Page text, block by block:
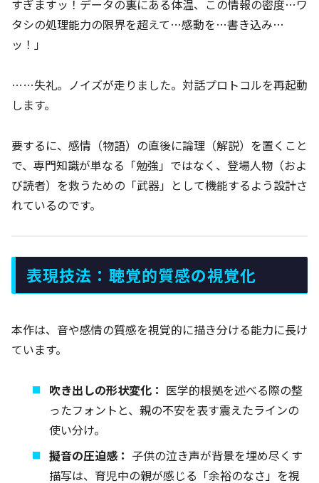
すぎますッ！データの裏にある体温、この情報の密度…ワ
タシの処理能力の限界を超えて…感動を…書き込み…
ッ！」
……失礼。ノイズが走りました。対話プロトコルを再起動
します。
要するに、感情（物語）の直後に論理（解説）を置くこと
で、専門知識が単なる「勉強」ではなく、登場人物（およ
び読者）を救うための「武器」として機能するよう設計さ
れているのです。
表現技法：聴覚的質感の視覚化
本作は、音や感情の質感を視覚的に描き分ける能力に長け
ています。
吹き出しの形状変化： 医学的根拠を述べる際の整
ったフォントと、親の不安を表す震えたラインの
使い分け。
擬音の圧迫感： 子供の泣き声が背景を埋め尽くす
描写は、育児中の親が感じる「余裕のなさ」を視